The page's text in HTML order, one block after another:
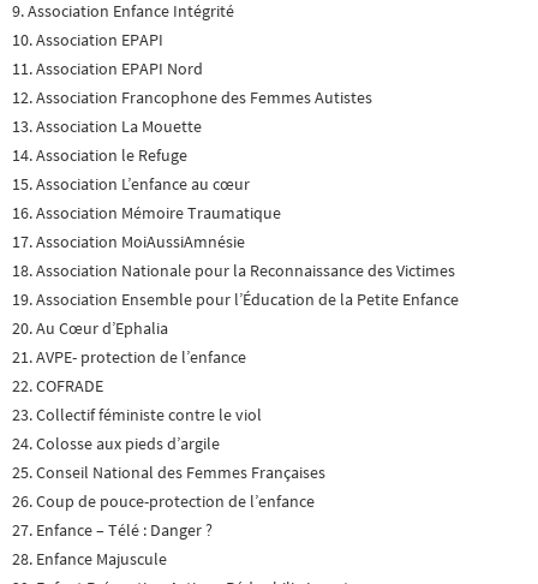
9. Association Enfance Intégrité
10. Association EPAPI
11. Association EPAPI Nord
12. Association Francophone des Femmes Autistes
13. Association La Mouette
14. Association le Refuge
15. Association L’enfance au cœur
16. Association Mémoire Traumatique
17. Association MoiAussiAmnésie
18. Association Nationale pour la Reconnaissance des Victimes
19. Association Ensemble pour l’Éducation de la Petite Enfance
20. Au Cœur d’Ephalia
21. AVPE- protection de l’enfance
22. COFRADE
23. Collectif féministe contre le viol
24. Colosse aux pieds d’argile
25. Conseil National des Femmes Françaises
26. Coup de pouce-protection de l’enfance
27. Enfance – Télé : Danger ?
28. Enfance Majuscule